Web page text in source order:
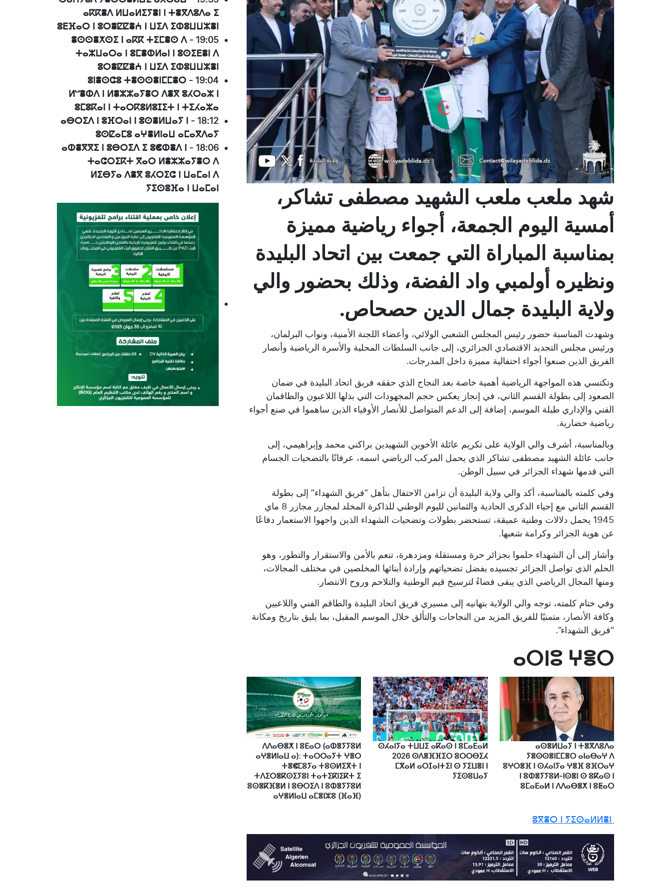
شهد ملعب ملعب الشهيد مصطفى تشاكر،
أمسية اليوم الجمعة، أجواء رياضية مميزة
بمناسبة المباراة التي جمعت بين اتحاد البليدة
ونظيره أولمبي واد الفضة، وذلك بحضور والي
ولاية البليدة جمال الدين حصحاص.
وشهدت المناسبة حضور رئيس المجلس الشعبي الولائي، وأعضاء اللجنة الأمنية، ونواب البرلمان،
ورئيس مجلس التجديد الاقتصادي الجزائري، إلى جانب السلطات المحلية والأسرة الرياضية وأنصار
الفريق الذين صنعوا أجواء احتفالية مميزة داخل المدرجات.
وتكتسي هذه المواجهة الرياضية أهمية خاصة بعد النجاح الذي حققه فريق اتحاد البليدة في ضمان
الصعود إلى بطولة القسم الثاني، في إنجاز يعكس حجم المجهودات التي بذلها اللاعبون والطاقمان
الفني والإداري طيلة الموسم، إضافة إلى الدعم المتواصل للأنصار الأوفياء الذين ساهموا في صنع أجواء
رياضية حضارية.
وبالمناسبة، أشرف والي الولاية على تكريم عائلة الأخوين الشهيدين براكني محمد وإبراهيمي، إلى
جانب عائلة الشهيد مصطفى تشاكر الذي يحمل المركب الرياضي اسمه، عرفانًا بالتضحيات الجسام
التي قدمها شهداء الجزائر في سبيل الوطن.
وفي كلمته بالمناسبة، أكد والي ولاية البليدة أن تزامن الاحتفال بتأهل “فريق الشهداء” إلى بطولة
القسم الثاني مع إحياء الذكرى الحادية والثمانين لليوم الوطني للذاكرة المخلد لمجازر مجازر 8 ماي
1945 يحمل دلالات وطنية عميقة، تستحضر بطولات وتضحيات الشهداء الذين واجهوا الاستعمار دفاعًا
عن هوية الجزائر وكرامة شعبها.
وأشار إلى أن الشهداء حلموا بجزائر حرة ومستقلة ومزدهرة، تنعم بالأمن والاستقرار والتطور، وهو
الحلم الذي تواصل الجزائر تجسيده بفضل تضحياتهم وإرادة أبنائها المخلصين في مختلف المجالات،
ومنها المجال الرياضي الذي يبقى فضاءً لترسيخ قيم الوطنية والتلاحم وروح الانتصار.
وفي ختام كلمته، توجه والي الولاية بتهانيه إلى مسيري فريق اتحاد البليدة والطاقم الفني واللاعبين
وكافة الأنصار، متمنيًا للفريق المزيد من النجاحات والتألق خلال الموسم المقبل، بما يليق بتاريخ ومكانة
“فريق الشهداء”.
ⴰⵔⵏⵓ ⵖⴻⵔ
ⴰⵙⴻⵍⵡⴰⵢ ⵏ ⵜⴻⴳⴷⵓⴷⴰ
ⵢⴻⵙⵙⴻⵏⵎⵎⴻⵔ ⴰⵏⴰⴱⴰⵖ ⴷ
ⵓⵖⵔⴻⴼ ⵏ ⵙⵃⴰⵏⵢⴰ ⵖⴻⴼ ⵓⴼⵔⴰⵖ
ⵏ ⵓⵀⴻⵢⵢⵓⵍ-ⵏⵙⴻⵏ ⵙ ⵓⴽⴰⵙ ⵏ
ⵓⵎⴰⴹⴰⵍ ⵏ ⴷⴷⴰⴱⴻⵅ ⵏ ⵓⵟⴰⵔ
ⵙⵃⴰⵏⵢⴰ ⵜⵡⵡⵉ ⴰⴽⴰⵙ ⵏ ⵓⵎⴰⴹⴰⵍ
2026 ⵙⴷⴻⴼⴼⵉⵔ ⵓⵔⵔⴱⵉⵃ
ⵎⴳⴰⵍ ⴰⵔⵊⴰⵏⵜⵉⵏ ⵙ ⵢⵉⵡⴻⵏ ⵏ
ⵢⵉⵙⵓⵡⴰⵢ
ⴷⴷⴰⴱⴻⵅ ⵏ ⵓⴹⴰⵔ (ⴰⵀⴻⵢⵢⵓⵍ
ⴰⵖⴻⵍⵏⴰⵡ ⴰ): ⵜⴰⵔⵔⴰⵢⵜ ⵖⴻⵔ
ⵜⴻⵞⵎⵓⵢⴰ ⵜⵓⵙⵍⵉⴳⵜ ⵏ
ⵜⴷⵉⵔⴻⴽⵙⵉⵢⵓⵏ ⵜⴰⵜⵉⴽⵏⵉⴽⵜ ⵉ
ⵓⵙⴻⴽⴼⴻⵍ ⵏ ⵓⴱⵔⵉⴷ ⵏ ⵓⵀⴻⵢⵢⵓⵍ
ⴰⵖⴻⵍⵏⴰⵡ ⴰⵎⴻⵏⵣⵓ (ⴼⴰⴼ)
ⴰⴽⴽⴻⴷ ⵍⵡⴰⵍⵉⵢⴻⵏ ⵏ ⵜⴻⴳⴷⵓⴷⴰ ⵉ
ⵓⴹⴼⴰⵔ ⵏ ⵓⵔⴻⵇⵇⴻⵄ ⵏ ⵡⵉⴷ ⵉⵀⵓⵡⵡⵣⴻⵏ
19:05
-
ⴻⵙⵙⴻⵅⵙⵉ ⵏ ⴰⴽⴽ ⵜⵉⵎⴻⵙ ⴷ
ⵜⴰⵣⵡⴰⵔⴰ ⵏ ⵓⵎⴻⵀⵍⴰⵏ ⵏ ⵓⵙⵉⴹⴻⵏ ⴷ
ⵓⵔⴻⵇⵇⴻⵄ ⵏ ⵡⵉⴷ ⵉⵀⵓⵡⵡⵣⴻⵏ
19:04
-
ⵓⵏⴻⵙⵛⵓ ⵜⴻⵙⵙⴻⵏⵎⵎⴻⵔ
ⵍⵯⴻⵀⴷ ⵏ ⵍⴻⵣⵣⴰⵢⴻⵔ ⴷⴻⴳ ⵓⵃⵔⴰⵣ ⵏ
ⵓⵎⵓⴽⴰⵏ ⵏ ⵜⴰⵔⴽⵓⵍⵓⵊⵉⵜ ⵏ ⵜⵉⵃⴰⵣⴰ
18:12
-
ⴰⴱⵔⵉⴷ ⵏ ⵓⴼⵔⴰⵏ ⵏ ⵓⵙⴻⵍⵡⴰⵢ ⵏ
ⵓⵙⵇⴰⵎⵓ ⴰⵖⴻⵍⵏⴰⵡ ⴰⵎⴰⴳⴷⴰⵢ
18:06
-
ⴰⵀⴻⴳⴳⵉ ⵏ ⵓⴱⵔⵉⴷ ⵉ ⵓⵞⵀⴻⴷ ⵏ
ⵜⴰⵛⵔⵉⴽⵜ ⴳⴰⵔ ⵍⴻⵣⵣⴰⵢⴻⵔ ⴷ
ⵍⵉⴱⵢⴰ ⴷⴻⴳ ⵓⵃⵔⵉⵛ ⵏ ⵡⴰⵎⴰⵏ ⴷ
ⵢⵉⵙⵓⴼⴰ ⵏ ⵡⴰⵎⴰⵏ